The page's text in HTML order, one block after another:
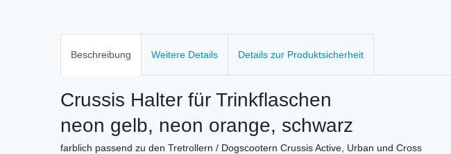
Beschreibung Weitere Details Details zur Produktsicherheit
Crussis Halter für Trinkflaschen
neon gelb, neon orange, schwarz
farblich passend zu den Tretrollern / Dogscootern Crussis Active, Urban und Cross